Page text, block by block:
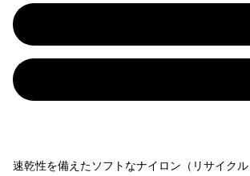
速乾性を備えたソフトなナイロン（リサイク